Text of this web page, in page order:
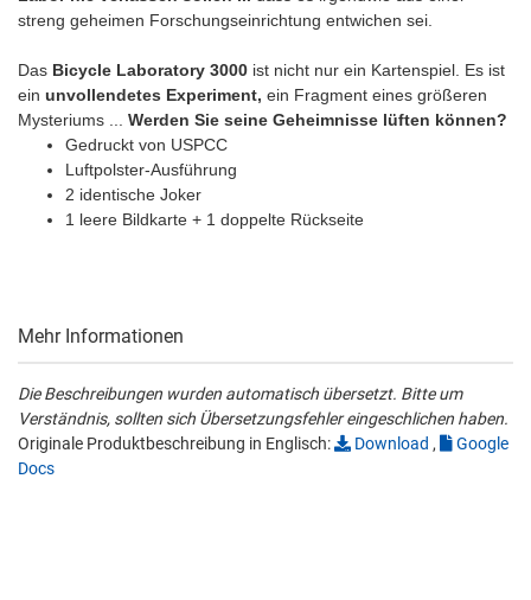
streng geheimen Forschungseinrichtung entwichen sei.
Das Bicycle Laboratory 3000 ist nicht nur ein Kartenspiel. Es ist
ein unvollendetes Experiment, ein Fragment eines größeren
Mysteriums ... Werden Sie seine Geheimnisse lüften können?
Gedruckt von USPCC
Luftpolster-Ausführung
2 identische Joker
1 leere Bildkarte + 1 doppelte Rückseite
Mehr Informationen
Die Beschreibungen wurden automatisch übersetzt. Bitte um
Verständnis, sollten sich Übersetzungsfehler eingeschlichen haben.
Originale Produktbeschreibung in Englisch:
Download ,
Google
Docs